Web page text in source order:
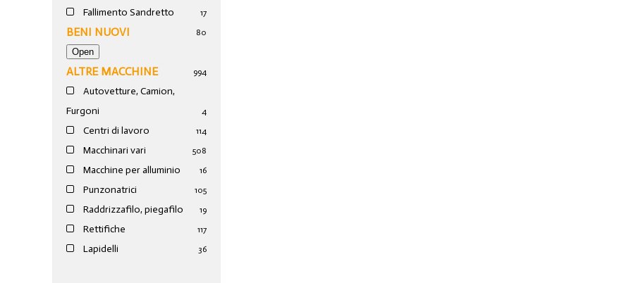
Fallimento Sandretto 17
BENI NUOVI 80
ALTRE MACCHINE 994
Autovetture, Camion,
Furgoni
4
Centri di lavoro 114
Macchinari vari 508
Macchine per alluminio 16
Punzonatrici 105
Raddrizzafilo, piegafilo 19
Rettifiche 117
Lapidelli 36